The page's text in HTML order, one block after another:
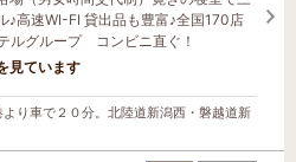
♪高速WI-FI 貸出品も豊富♪全国170店
ルグループ コンビニ直ぐ！
見ています
れました
り車で２０分。北陸道新潟西・磐越道新